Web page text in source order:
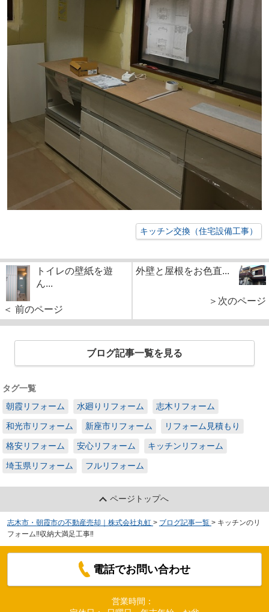
キッチン交換（住宅設備工事）
トイレの壁紙を遊
ん...
＜ 前のページ
外壁と屋根をお色直...
＞次のページ
ブログ記事一覧を見る
タグ一覧
朝霞リフォーム
水廻りリフォーム 志木リフォーム
和光市リフォーム 新座市リフォーム リフォーム見積もり
格安リフォーム 安心リフォーム キッチンリフォーム
埼玉県リフォーム フルリフォーム
ページトップへ
志木市・朝霞市の不動産売却｜株式会社丸虹 > ブログ記事一覧 > キッチンのリ
フォーム‼収納大満足工事‼
電話でお問い合わせ
営業時間：